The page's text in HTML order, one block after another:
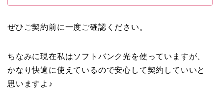
ぜひご契約前に一度ご確認ください。
ちなみに現在私はソフトバンク光を使っていますが、
かなり快適に使えているので安心して契約していいと
思いますよ♪